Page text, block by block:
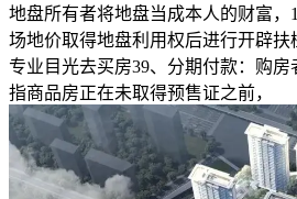
地盘所有者将地盘当成本人的财富，
场地价取得地盘利用权后进行开辟扶
专业目光去买房39、分期付款：购房
指商品房正在未取得预售证之前，